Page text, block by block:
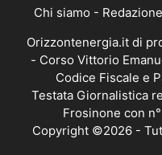
Chi siamo - Redazione
Orizzontenergia.it di
- Corso Vittorio
Codice Fiscale e
Testata Giornalistica
Frosinone con
Copyright ©2026 -